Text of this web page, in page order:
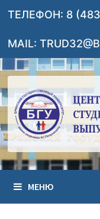
Перейти
содержимому
ТЕЛЕФОН: 8
MAIL:
МЕНЮ